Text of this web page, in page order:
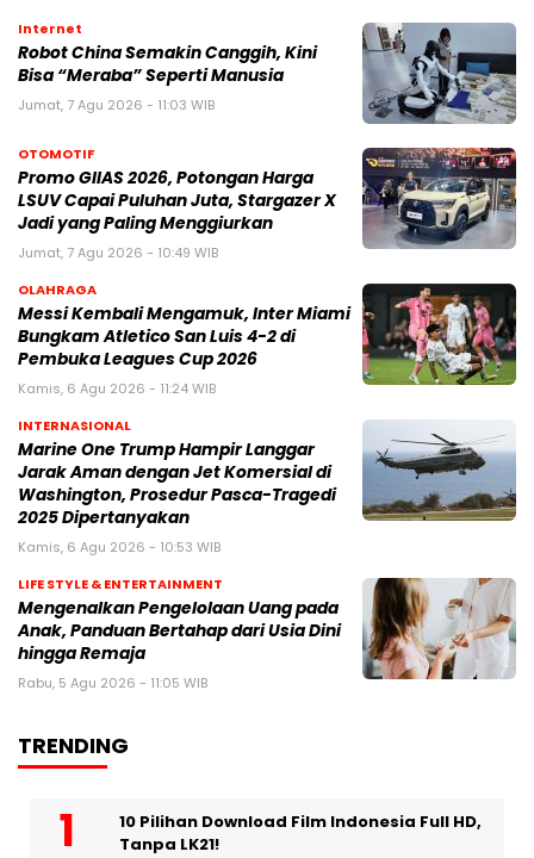
Internet
Robot China Semakin Canggih, Kini
Bisa “Meraba” Seperti Manusia
Jumat, 7 Agu 2026 - 11:03 WIB
OTOMOTIF
Promo GIIAS 2026, Potongan Harga
LSUV Capai Puluhan Juta, Stargazer X
Jadi yang Paling Menggiurkan
Jumat, 7 Agu 2026 - 10:49 WIB
OLAHRAGA
Messi Kembali Mengamuk, Inter Miami
Bungkam Atletico San Luis 4-2 di
Pembuka Leagues Cup 2026
Kamis, 6 Agu 2026 - 11:24 WIB
INTERNASIONAL
Marine One Trump Hampir Langgar
Jarak Aman dengan Jet Komersial di
Washington, Prosedur Pasca-Tragedi
2025 Dipertanyakan
Kamis, 6 Agu 2026 - 10:53 WIB
LIFE STYLE & ENTERTAINMENT
Mengenalkan Pengelolaan Uang pada
Anak, Panduan Bertahap dari Usia Dini
hingga Remaja
Rabu, 5 Agu 2026 - 11:05 WIB
TRENDING
10 Pilihan Download Film Indonesia Full HD,
Tanpa LK21!